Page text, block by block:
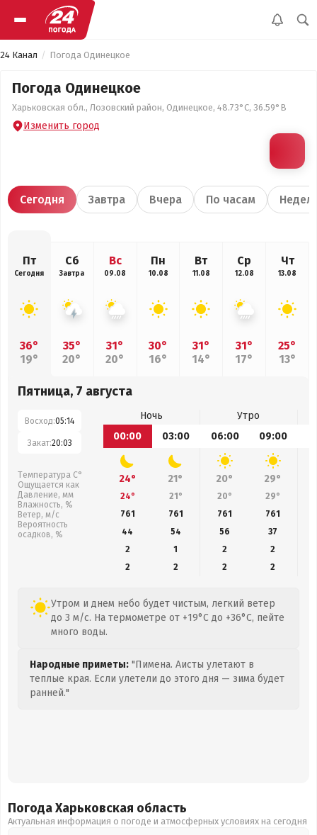
24 Канал Погода Одинецкое
Погода Одинецкое
Харьковская обл., Лозовский район, Одинецкое, 48.73°С, 36.59°В
Изменить город
Сегодня Завтра Вчера По часам
Пт
Сегодня
36°
19°
Сб
Завтра
35°
20°
Вс
09.08
31°
20°
Пн
10.08
30°
16°
Вт
11.08
31°
14°
Ср
12.08
31°
17°
Чт
13.08
25°
13°
Пятница, 7 августа
Восход:05:14
Закат:20:03
Температура С°
Ощущается как
Давление, мм
Влажность, %
Ветер, м/с
Вероятность
осадков, %
Ночь
Утро
00:00
03:00 06:00 09:00
24° 21° 20° 29°
24° 21° 20° 29°
761
761 761 761
44
54 56 37
2
1 2
2
2
2 2 2
Утром и днем небо будет чистым, легкий ветер
до 3 м/с. На термометре от +19°C до +36°C, пейте
много воды.
Народные приметы: "Пимена. Аисты улетают в
теплые края. Если улетели до этого дня — зима будет
ранней."
Погода Харьковская область
Актуальная информация о погоде и атмосферных условиях на сегодня